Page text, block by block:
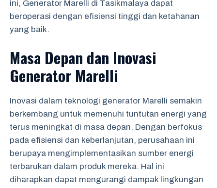
ini, Generator Marelli di Tasikmalaya dapat
beroperasi dengan efisiensi tinggi dan ketahanan
yang baik.
Masa Depan dan Inovasi
Generator Marelli
Inovasi dalam teknologi generator Marelli semakin
berkembang untuk memenuhi tuntutan energi yang
terus meningkat di masa depan. Dengan berfokus
pada efisiensi dan keberlanjutan, perusahaan ini
berupaya mengimplementasikan sumber energi
terbarukan dalam produk mereka. Hal ini
diharapkan dapat mengurangi dampak lingkungan